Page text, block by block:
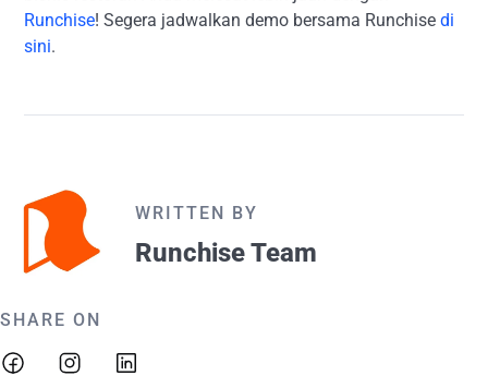
Runchise! Segera jadwalkan demo bersama Runchisedi
sini.
WRITTEN BY
Runchise Team
SHARE ON